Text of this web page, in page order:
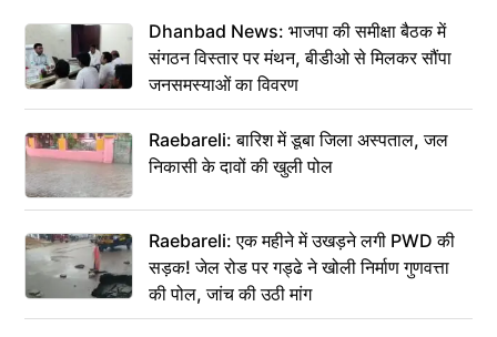
Dhanbad News: भाजपा की समीक्षा बैठक में
संगठन विस्तार पर मंथन, बीडीओ से मिलकर सौंपा
जनसमस्याओं का विवरण
Raebareli: बारिश में डूबा जिला अस्पताल, जल
निकासी के दावों की खुली पोल
Raebareli: एक महीने में उखड़ने लगी PWD की
सड़क! जेल रोड पर गड्ढे ने खोली निर्माण गुणवत्ता
की पोल, जांच की उठी मांग